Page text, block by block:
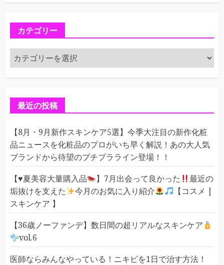
カテゴリー
カ
テ
ゴ
最近の投稿
【8月・9月新作スキンケア5選】今季大注目の新作化粧
品ニュースを化粧品のプロがいち早く解説！あの大人気
ブランドから待望のプチプラライン登場！！
【♥️夏美容大量購入品 】7月出会って良かった
最近の
垢抜けを支えた
今月のお気に入り紹介
【コスメ |
スキンケア 】
【36歳ノーファンデ】数日間の超リアルなスキンケア
vol.6
医師ならみんなやっている！ニキビを1日で治す方法！